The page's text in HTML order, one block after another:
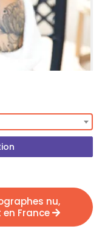
nu,
France